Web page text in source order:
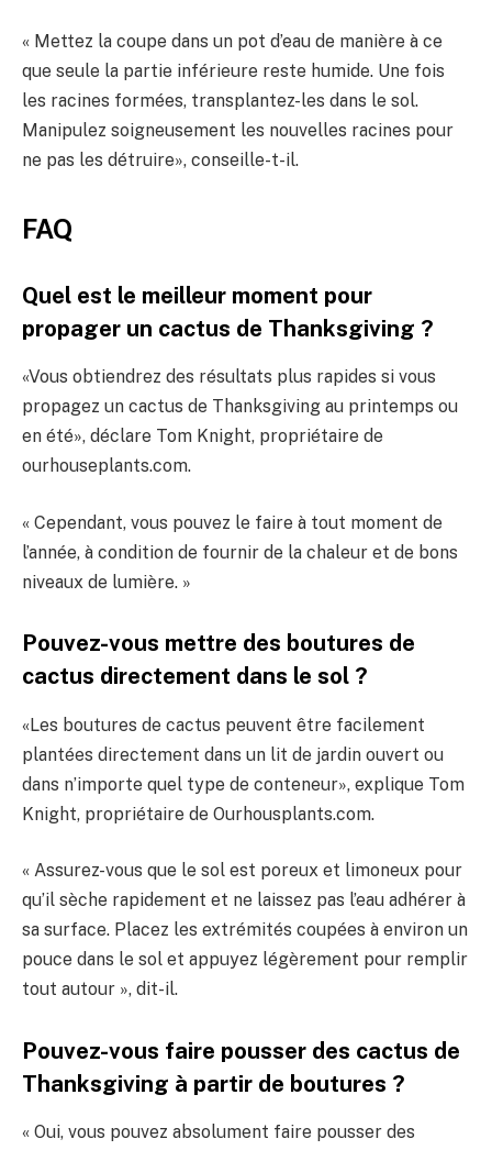
« Mettez la coupe dans un pot d’eau de manière à ce
que seule la partie inférieure reste humide. Une fois
les racines formées, transplantez-les dans le sol.
Manipulez soigneusement les nouvelles racines pour
ne pas les détruire», conseille-t-il.
FAQ
Quel est le meilleur moment pour
propager un cactus de Thanksgiving ?
«Vous obtiendrez des résultats plus rapides si vous
propagez un cactus de Thanksgiving au printemps ou
en été», déclare Tom Knight, propriétaire de
ourhouseplants.com.
« Cependant, vous pouvez le faire à tout moment de
l’année, à condition de fournir de la chaleur et de bons
niveaux de lumière. »
Pouvez-vous mettre des boutures de
cactus directement dans le sol ?
«Les boutures de cactus peuvent être facilement
plantées directement dans un lit de jardin ouvert ou
dans n’importe quel type de conteneur», explique Tom
Knight, propriétaire de Ourhousplants.com.
« Assurez-vous que le sol est poreux et limoneux pour
qu’il sèche rapidement et ne laissez pas l’eau adhérer à
sa surface. Placez les extrémités coupées à environ un
pouce dans le sol et appuyez légèrement pour remplir
tout autour », dit-il.
Pouvez-vous faire pousser des cactus de
Thanksgiving à partir de boutures ?
« Oui, vous pouvez absolument faire pousser des